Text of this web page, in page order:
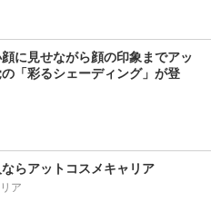
顔に見せながら顔の印象までアッ
「彩るシェーディング」が登
らアットコスメキャリア
ア